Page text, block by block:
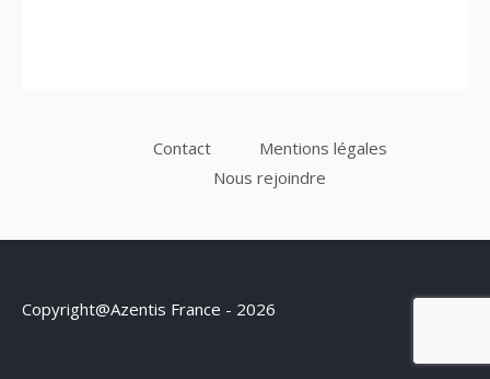
Contact
Mentions légales
Nous rejoindre
Copyright@Azentis France - 2026